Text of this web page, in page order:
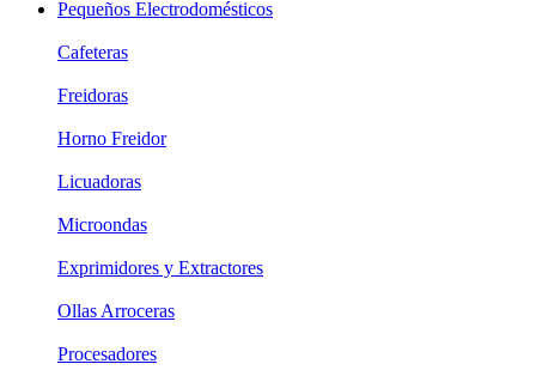
Pequeños Electrodomésticos
Cafeteras
Freidoras
Horno Freidor
Licuadoras
Microondas
Exprimidores y Extractores
Ollas Arroceras
Procesadores